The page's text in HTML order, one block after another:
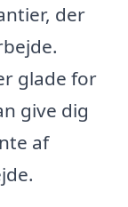
der
glade for
give dig
af